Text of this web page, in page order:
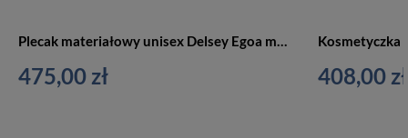
Plecak materiałowy unisex Delsey Egoa miejski na laptop 15,6 cala czarny
475,00 zł 408,00 zł